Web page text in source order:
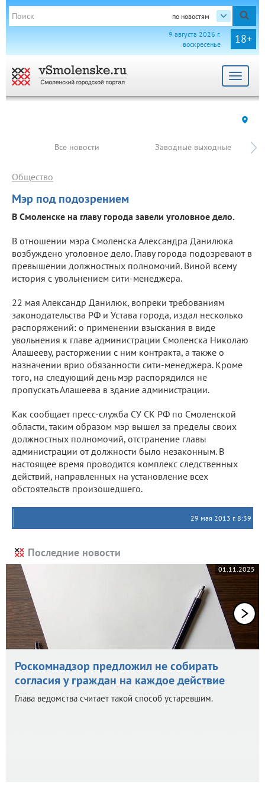
по новостям
18+
9 августа 2026 г.
воскресенье
Toggle
Все новости Заводные выходные
Мэр под подозрением
Общество
В Смоленске на главу города завели уголовное дело.
В отношении мэра Смоленска Александра Данилюка
возбуждено уголовное дело. Главу города подозревают в
превышении должностных полномочий. Виной всему
история с увольнением сити-менеджера.
22 мая Александр Данилюк, вопреки требованиям
законодательства РФ и Устава города, издал несколько
распоряжений: о применении взыскания в виде
увольнения к главе администрации Смоленска Николаю
Алашееву, расторжении с ним контракта, а также о
назначении врио обязанности сити-менеджера. Кроме
того, на следующий день мэр распорядился не
пропускать Алашеева в здание администрации.
Как сообщает пресс-служба СУ СК РФ по Смоленской
области, таким образом мэр вышел за пределы своих
должностных полномочий, отстранение главы
администрации от должности было незаконным. В
настоящее время проводится комплекс следственных
действий, направленных на установление всех
обстоятельств произошедшего.
29 мая 2013 г. 8:39
Последние новости
01.11.2025
Роскомнадзор предложил не собирать
согласия у граждан на каждое действие
Глава ведомства считает такой способ устаревшим.